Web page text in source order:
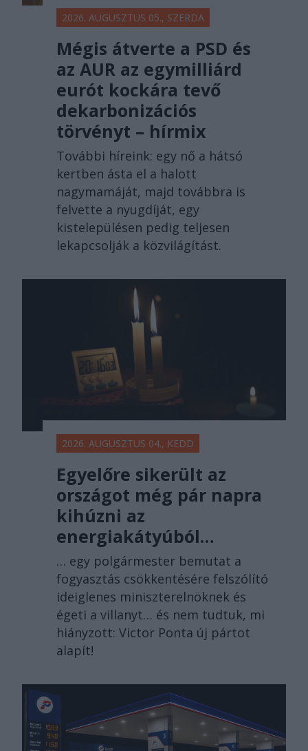
2026. AUGUSZTUS 05., SZERDA
Mégis átverte a PSD és
az AUR az egymilliárd
eurót kockára tevő
dekarbonizációs
törvényt – hírmix
További híreink: egy nő a hátsó
kertben ásta el a halott
nagymamáját, majd továbbra is
felvette a nyugdíját, egy
kistelepülésen pedig teljesen
lekapcsolják a közvilágítást.
2026. AUGUSZTUS 04., KEDD
Egyelőre sikerült az
országot még pár napra
kihúzni az
energiakátyúból…
… egy polgármester bemutat a
fogyasztás csökkentésére felszólító
ideiglenes miniszterelnöknek és
égeti a villanyt… és nem tudtuk, mi
hiányzott: Victor Ponta új pártot
alapít!